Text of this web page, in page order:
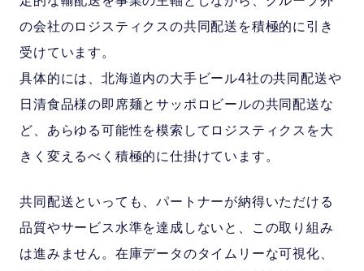
の会社のロジスティクスの共同配送を積極的に引き
受けています。
具体的には、北海道内の大手ビール4社の共同配送や
日清食品様の即席麺とサッポロビールの共同配送な
ど、あらゆる可能性を模索してロジスティクスを大
きく変えるべく積極的に仕掛けています。
共同配送といっても、パートナーが納得いただける
品質やサービス水準を達成しないと、この取り組み
は進みません。在庫データのタイムリーな可視化、